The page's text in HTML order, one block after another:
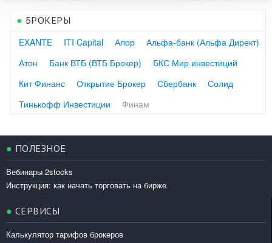
● БРОКЕРЫ
EXANTE
ITI Capital Алор
Альфа-банк (Альфа Директ)
Атон
Банк ВТБ (ВТБ Брокер)
БКС Мир инвестиций
Кит Финанс
Открытие Брокер Сбербанк
Солид
Тинькофф Инвестиции
Финам
● ПОЛЕЗНОЕ
Вебинары 2stocks
Инструкция: как начать торговать на бирже
● СЕРВИСЫ
Калькулятор тарифов брокеров